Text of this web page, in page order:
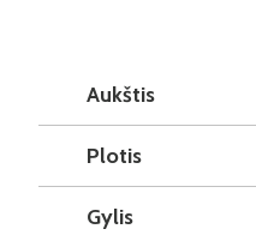
Aukštis
Plotis
Gylis